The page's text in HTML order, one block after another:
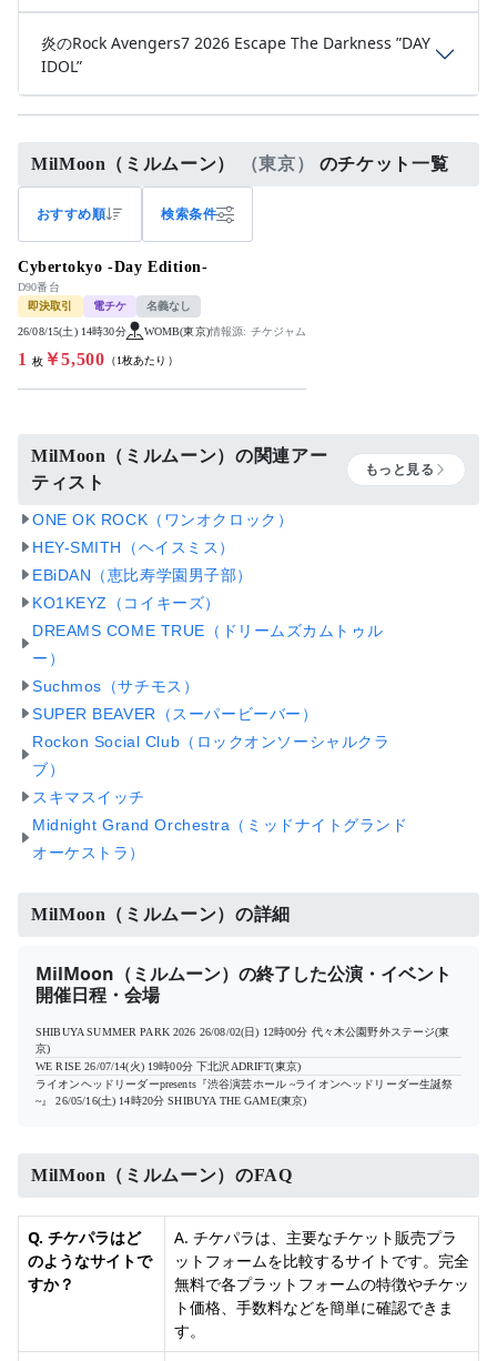
炎のRock Avengers7 2026 Escape The Darkness ”DAY
IDOL”
MilMoon（ミルムーン） （東京） のチケット一覧
おすすめ順 検索条件
Cybertokyo -Day Edition-
D90番台
即決取引
電チケ 名義なし
26/08/15(土) 14時30分 WOMB(東京)情報源: チケジャム
1 枚￥5,500 （1枚あたり）
MilMoon（ミルムーン）の関連アー
ティスト
もっと見る
ONE OK ROCK（ワンオクロック）
HEY-SMITH（ヘイスミス）
EBiDAN（恵比寿学園男子部）
KO1KEYZ（コイキーズ）
DREAMS COME TRUE（ドリームズカムトゥル
ー）
Suchmos（サチモス）
SUPER BEAVER（スーパービーバー）
Rockon Social Club（ロックオンソーシャルクラ
ブ）
スキマスイッチ
Midnight Grand Orchestra（ミッドナイトグランド
オーケストラ）
MilMoon（ミルムーン）の詳細
MilMoon（ミルムーン）の終了した公演・イベント
開催日程・会場
SHIBUYA SUMMER PARK 2026 26/08/02(日) 12時00分 代々木公園野外ステージ(東
京)
WE RISE 26/07/14(火) 19時00分 下北沢ADRIFT(東京)
ライオンヘッドリーダーpresents『渋谷演芸ホール ~ライオンヘッドリーダー生誕祭
~』
26/05/16(土) 14時20分 SHIBUYA THE GAME(東京)
MilMoon（ミルムーン）のFAQ
Q. チケパラはど
のようなサイトで
すか？
A. チケパラは、主要なチケット販売プラ
ットフォームを比較するサイトです。完全
無料で各プラットフォームの特徴やチケッ
ト価格、手数料などを簡単に確認できま
す。